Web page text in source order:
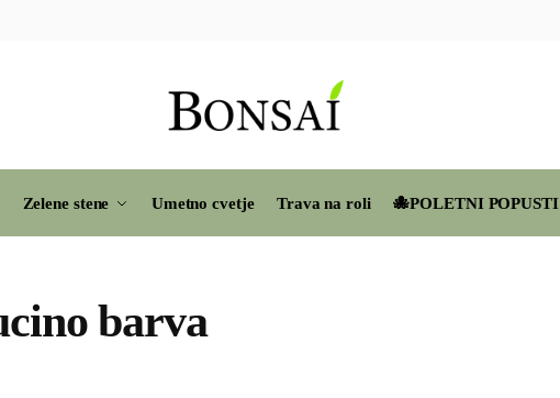
Zelene stene Umetno cvetje Trava na roli 🐙POLETNI POPUSTI
barva